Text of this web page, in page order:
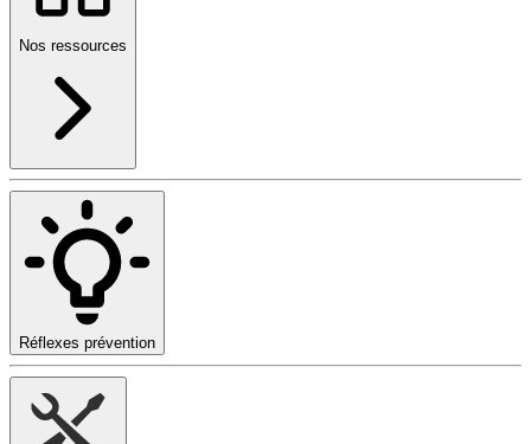
Nos ressources
Réflexes prévention